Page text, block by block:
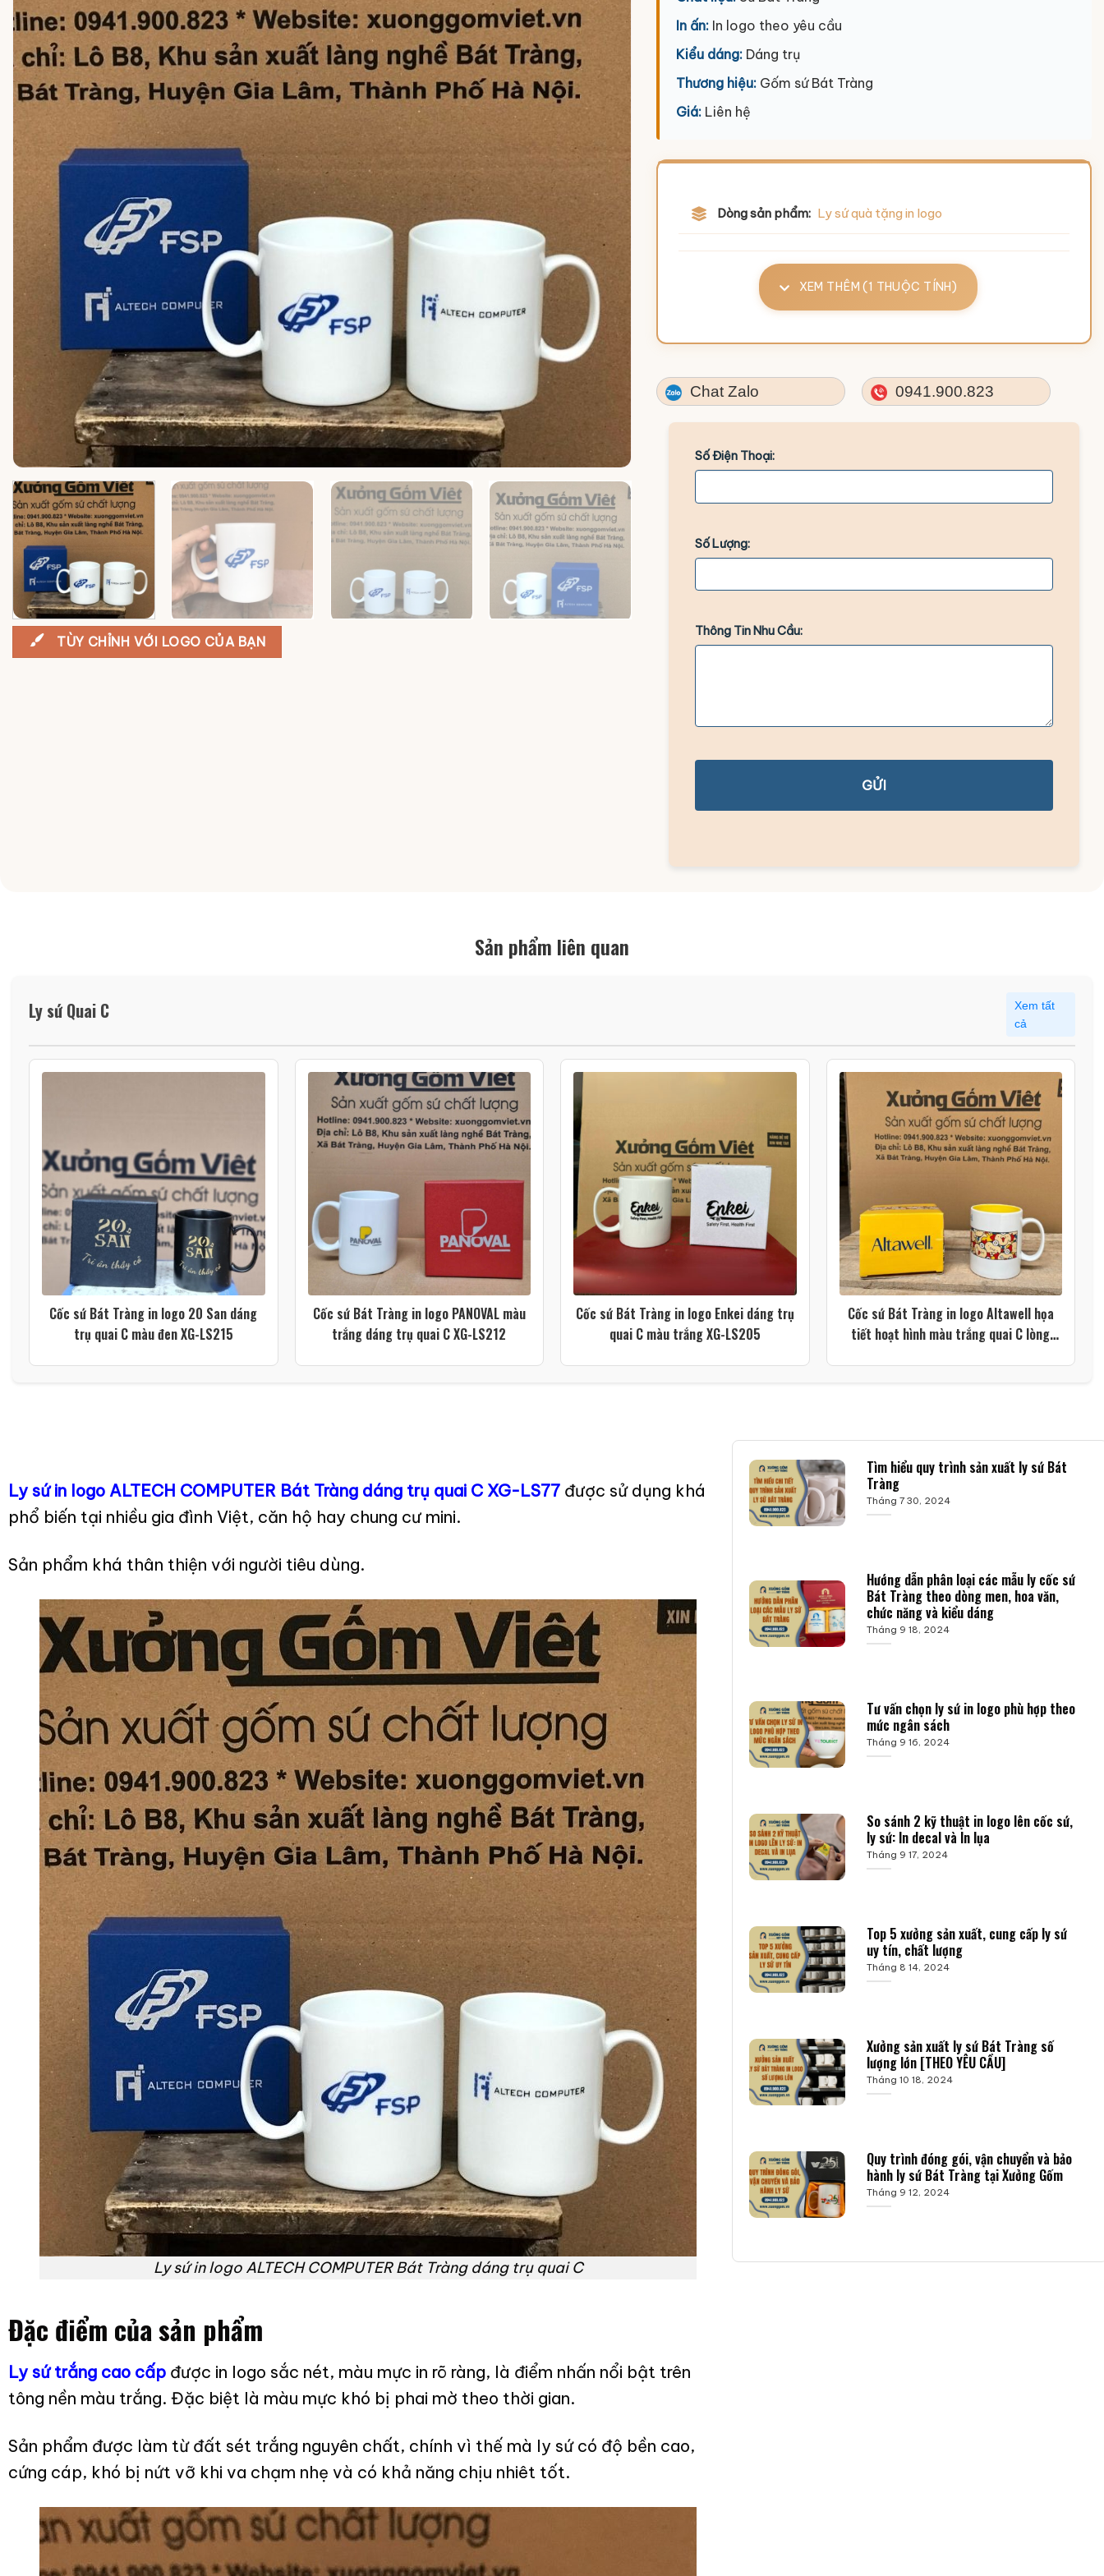
+5
TÙY CHỈNH VỚI LOGO CỦA BẠN
In ấn: In logo theo yêu cầu
Kiểu dáng: Dáng trụ
Thương hiệu: Gốm sứ Bát Tràng
Giá: Liên hệ
Dòng sản phẩm: Ly sứ quà tặng in logo
XEM THÊM (1 THUỘC TÍNH)
Chat Zalo 0941.900.823
Số Điện Thoại:
Số Lượng:
Thông Tin Nhu Cầu:
GỬI
Sản phẩm liên quan
Ly sứ Quai C
Xem tất
cả
Cốc sứ Bát Tràng in logo 20 San dáng
trụ quai C màu đen XG-LS215
Cốc sứ Bát Tràng in logo PANOVAL màu
trắng dáng trụ quai C XG-LS212
Cốc sứ Bát Tràng in logo Enkei dáng trụ
quai C màu trắng XG-LS205
Cốc sứ Bát Tràng in logo Altawell họa
tiết hoạt hình màu trắng quai C lòng
Ly sứ in logo ALTECH COMPUTER Bát Tràng dáng trụ quai C XG-LS77được sử dụng khá
phổ biến tại nhiều gia đình Việt, căn hộ hay chung cư mini.
Sản phẩm khá thân thiện với người tiêu dùng.
Ly sứ in logo ALTECH COMPUTER Bát Tràng dáng trụ quai C
Đặc điểm của sản phẩm
Ly sứ trắng cao cấp được in logo sắc nét, màu mực in rõ ràng, là điểm nhấn nổi bật trên
tông nền màu trắng. Đặc biệt là màu mực khó bị phai mờ theo thời gian.
Sản phẩm được làm từ đất sét trắng nguyên chất, chính vì thế mà ly sứ có độ bền cao,
cứng cáp, khó bị nứt vỡ khi va chạm nhẹ và có khả năng chịu nhiêt tốt.
Tìm hiểu quy trình sản xuất ly sứ Bát
Tràng
Tháng 7 30, 2024
Hướng dẫn phân loại các mẫu ly cốc sứ
Bát Tràng theo dòng men, hoa văn,
chức năng và kiểu dáng
Tháng 9 18, 2024
Tư vấn chọn ly sứ in logo phù hợp theo
mức ngân sách
Tháng 9 16, 2024
So sánh 2 kỹ thuật in logo lên cốc sứ,
ly sứ: In decal và In lụa
Tháng 9 17, 2024
Top 5 xưởng sản xuất, cung cấp ly sứ
uy tín, chất lượng
Tháng 8 14, 2024
Xưởng sản xuất ly sứ Bát Tràng số
lượng lớn [THEO YÊU CẦU]
Tháng 10 18, 2024
Quy trình đóng gói, vận chuyển và bảo
hành ly sứ Bát Tràng tại Xưởng Gốm
Tháng 9 12, 2024